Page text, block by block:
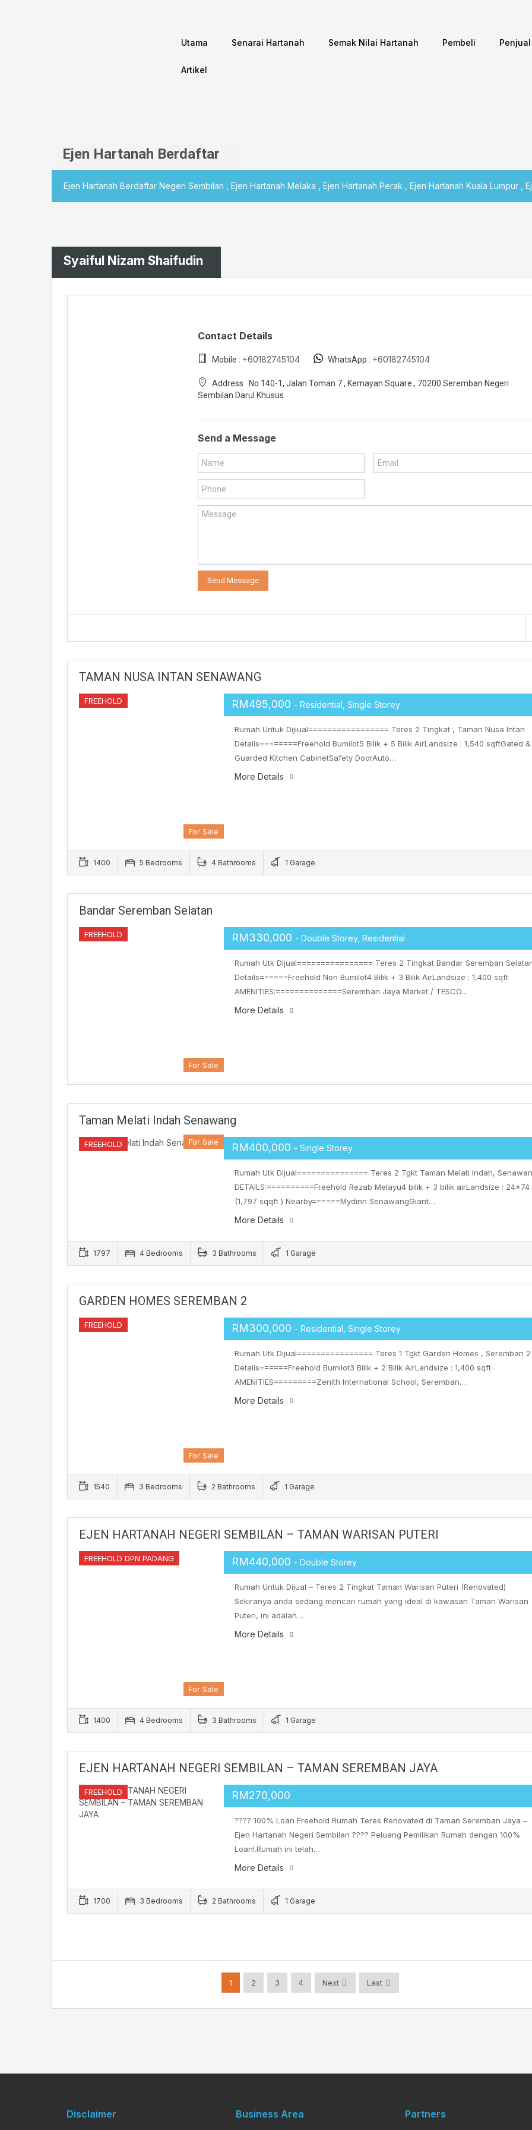
Utama Senarai Hartanah Semak Nilai Hartanah Pembeli Penjual
Artikel
Ejen Hartanah Berdaftar
Ejen Hartanah Berdaftar Negeri Sembilan , Ejen Hartanah Melaka , Ejen Hartanah Perak , Ejen Hartanah Kuala Lumpur ,
Syaiful Nizam Shaifudin
Contact Details
Mobile : +60182745104 WhatsApp : +60182745104
Address : No 140-1, Jalan Toman 7 , Kemayan Square , 70200 Seremban Negeri
Sembilan Darul Khusus
Send a Message
TAMAN NUSA INTAN SENAWANG
FREEHOLD
For Sale
RM495,000 - Residential, Single Storey
Rumah Untuk Dijiual================= Teres 2 Tingkat , Taman Nusa Intan
Details========Freehold Bumilot5 Bilik + 5 Bilik AirLandsize : 1,540 sqftGated &
Guarded Kitchen CabinetSafety DoorAuto…
More Details
1400 5 Bedrooms 4 Bathrooms 1 Garage
Bandar Seremban Selatan
FREEHOLD
For Sale
RM330,000 - Double Storey, Residential
Rumah Utk Dijual================ Teres 2 Tingkat Bandar Seremban
Details======Freehold Non Bumilot4 Bilik + 3 Bilik AirLandsize : 1,400 sqft
AMENITIES:==============Seremban Jaya Market / TESCO…
More Details
Taman Melati Indah Senawang
FREEHOLD For Sale RM400,000 - Single Storey
Rumah Utk Dijual=============== Teres 2 Tgkt Taman Melati Indah,
DETAILS:==========Freehold Rezab Melayu4 bilik + 3 bilik airLandsize : 24×74
(1,797 sqqft ) Nearby======Mydinn SenawangGiant…
More Details
1797 4 Bedrooms 3 Bathrooms 1 Garage
GARDEN HOMES SEREMBAN 2
FREEHOLD
For Sale
RM300,000 - Residential, Single Storey
Rumah Utk Dijual================ Teres 1 Tgkt Garden Homes , Seremban 2
Details======Freehold Bumilot3 Bilik + 2 Bilik AirLandsize : 1,400 sqft
AMENITIES=========Zenith International School, Seremban…
More Details
1540 3 Bedrooms 2 Bathrooms 1 Garage
EJEN HARTANAH NEGERI SEMBILAN – TAMAN WARISAN PUTERI
FREEHOLD DPN PADANG
For Sale
RM440,000 - Double Storey
Rumah Untuk Dijual – Teres 2 Tingkat Taman Warisan Puteri (Renovated)
Sekiranya anda sedang mencari rumah yang ideal di kawasan Taman Warisan
Puteri, ini adalah…
More Details
1400 4 Bedrooms 3 Bathrooms 1 Garage
EJEN HARTANAH NEGERI SEMBILAN – TAMAN SEREMBAN JAYA
FREEHOLD RM270,000
???? 100% Loan Freehold Rumah Teres Renovated di Taman Seremban Jaya –
Ejen Hartanah Negeri Sembilan ???? Peluang Pemilikan Rumah dengan 100%
Loan!.Rumah ini telah…
More Details
1700 3 Bedrooms 2 Bathrooms 1 Garage
1 2 3 4 Next Last
Disclaimer Business Area Partners